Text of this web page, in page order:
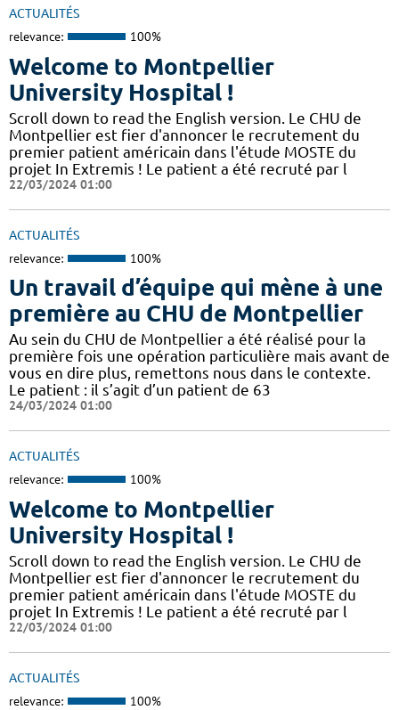
ACTUALITÉS
relevance: 100%
Welcome to Montpellier
University Hospital !
Scroll down to read the English version. Le CHU de
Montpellier est fier d'annoncer le recrutement du
premier patient américain dans l'étude MOSTE du
projet In Extremis ! Le patient a été recruté par l
22/03/2024 01:00
ACTUALITÉS
relevance: 100%
Un travail d’équipe qui mène à une
première au CHU de Montpellier
Au sein du CHU de Montpellier a été réalisé pour la
première fois une opération particulière mais avant de
vous en dire plus, remettons nous dans le contexte.
Le patient : il s’agit d’un patient de 63
24/03/2024 01:00
ACTUALITÉS
relevance: 100%
Welcome to Montpellier
University Hospital !
Scroll down to read the English version. Le CHU de
Montpellier est fier d'annoncer le recrutement du
premier patient américain dans l'étude MOSTE du
projet In Extremis ! Le patient a été recruté par l
22/03/2024 01:00
ACTUALITÉS
relevance: 100%